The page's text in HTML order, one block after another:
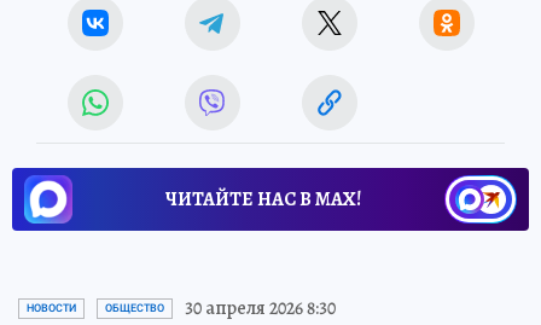
ЧИТАЙТЕ НАС В МАХ!
НОВОСТИ ОБЩЕСТВО 30 апреля 2026 8:30